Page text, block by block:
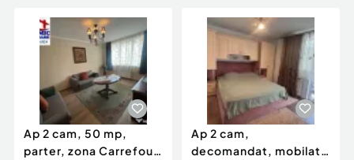
Ap 2 cam, 50 mp,
parter, zona Carrefour,
Ap 2 cam,
decomandat, mobilat